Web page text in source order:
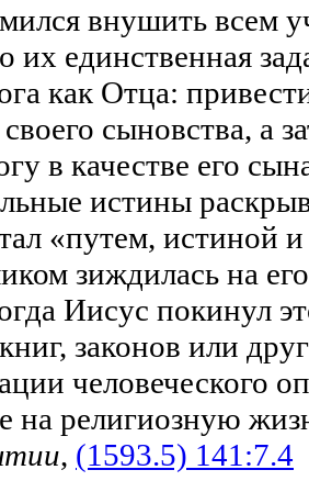
внушить всем
их единственная
как Отца:
сыновства, а
в качестве его
истины
«путем, истиной
зиждилась на
Иисус покинул
законов или
человеческого
на религиозную
, (1593.5) 141:7.4